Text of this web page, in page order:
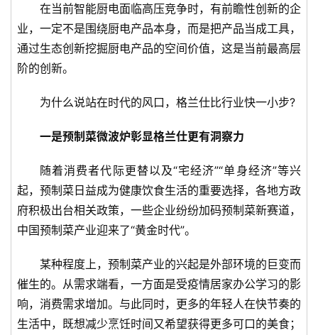
在当前智能厨电面临高压竞争时，有前瞻性创新的企
业，一定不是围绕厨电产品本身，而是把产品当成工具，
通过生态创新挖掘厨电产品的空间价值，这是当前最高层
阶的创新。
为什么说站在时代的风口，格兰仕比行业快一小步?
一是预制菜微波炉彰显格兰仕更有洞察力
随着消费者代际更替以及“宅经济”“单身经济”等兴
起，预制菜日益成为健康饮食生活的重要选择，各地方政
府积极出台相关政策，一些企业纷纷加码预制菜新赛道，
中国预制菜产业迎来了“黄金时代”。
某种程度上，预制菜产业的兴起是外部环境的巨变而
催生的。从需求端看，一方面是受疫情居家办公学习的影
响，消费需求增加。与此同时，更多的年轻人在快节奏的
生活中，既想减少烹饪时间又希望获得更多可口的美食；